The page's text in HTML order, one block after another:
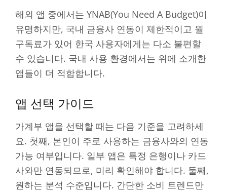
해외 앱 중에서는 YNAB(You Need A Budget)이
유명하지만, 국내 금융사 연동이 제한적이고 월
구독료가 있어 한국 사용자에게는 다소 불편할
수 있습니다. 국내 사용 환경에서는 위에 소개한
앱들이 더 적합합니다.
앱 선택 가이드
가계부 앱을 선택할 때는 다음 기준을 고려하세
요. 첫째, 본인이 주로 사용하는 금융사와의 연동
가능 여부입니다. 일부 앱은 특정 은행이나 카드
사와만 연동되므로, 미리 확인해야 합니다. 둘째,
원하는 분석 수준입니다. 간단한 소비 트렌드만